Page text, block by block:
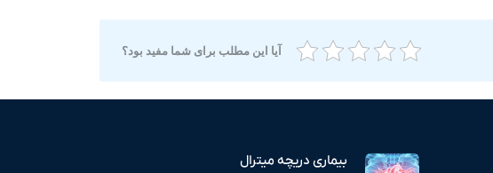
آیا این مطلب برای شما مفید بود؟
بیماری دریچه میترال